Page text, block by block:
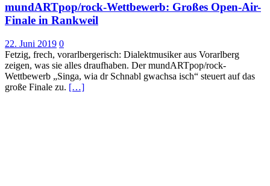
mundARTpop/rock-Wettbewerb: Großes Open-Air-
Finale in Rankweil
22. Juni 2019 0
Fetzig, frech, vorarlbergerisch: Dialektmusiker aus Vorarlberg
zeigen, was sie alles draufhaben. Der mundARTpop/rock-
Wettbewerb „Singa, wia dr Schnabl gwachsa isch“ steuert auf das
große Finale zu. […]